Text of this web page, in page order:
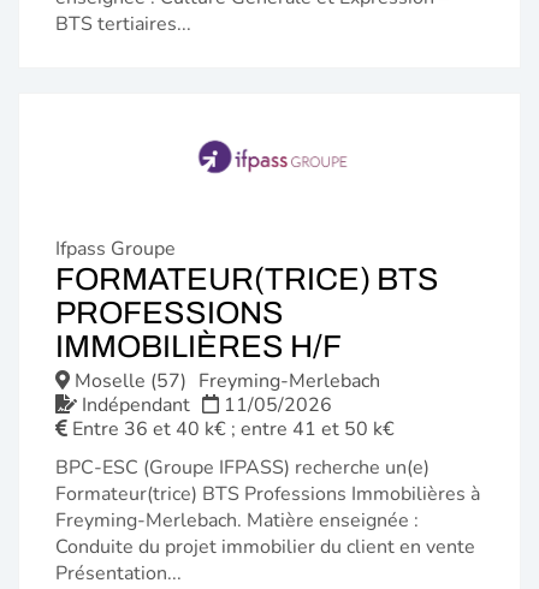
BTS tertiaires...
Ifpass Groupe
FORMATEUR(TRICE) BTS
PROFESSIONS
IMMOBILIÈRES H/F
FENÊTRE)
Moselle (57) Freyming-Merlebach
Indépendant
11/05/2026
Entre 36 et 40 k€ ; entre 41 et 50 k€
BPC-ESC (Groupe IFPASS) recherche un(e)
Formateur(trice) BTS Professions Immobilières à
Freyming-Merlebach. Matière enseignée :
Conduite du projet immobilier du client en vente
Présentation...